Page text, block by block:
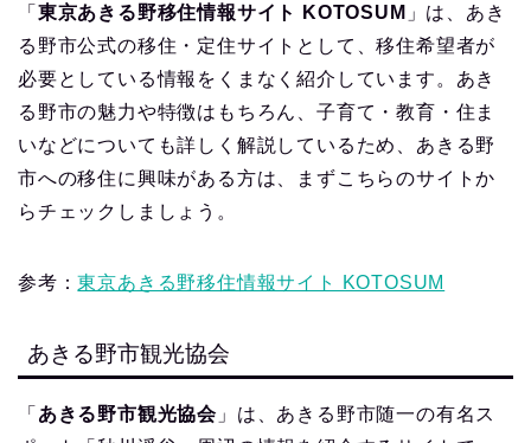
「 東京あきる野移住情報サイト KOTOSUM 」は、あき
る野市公式の移住・定住サイトとして、移住希望者が
必要としている情報をくまなく紹介しています。あき
る野市の魅力や特徴はもちろん、子育て・教育・住ま
いなどについても詳しく解説しているため、あきる野
市への移住に興味がある方は、まずこちらのサイトか
らチェックしましょう。
参考：東京あきる野移住情報サイト KOTOSUM
あきる野市観光協会
「 あきる野市観光協会 」は、あきる野市随一の有名ス